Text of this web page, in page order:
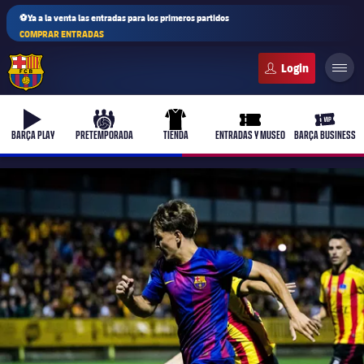
⚽Ya a la venta las entradas para los primeros partidos
COMPRAR ENTRADAS
b-play
BARÇA PLAY
culers-ball
PRETEMPORADA
uniform
TIENDA
ticket-full
ENTRADAS Y MUSEO
ticket-
BARÇA BUSINESS